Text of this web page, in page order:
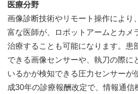
医療分野
画像診断技術やリモート操作により
富な医師が、ロボットアームとカメ
治療することも可能になります。患
できる画像センサーや、執刀の際に
いるかが検知できる圧力センサーが
成30年の診療報酬改定で、情報通信